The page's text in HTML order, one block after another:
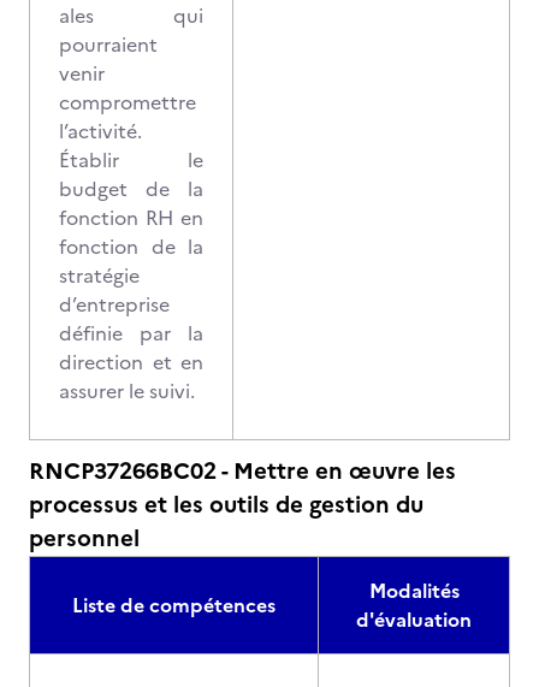
ales qui
pourraient
venir
compromettre
l’activité.
Établir le
budget de la
fonction RH en
fonction de la
stratégie
d’entreprise
définie par la
direction et en
assurer le suivi.
RNCP37266BC02 - Mettre en œuvre les
processus et les outils de gestion du
personnel
Liste de compétences
Modalités
d'évaluation